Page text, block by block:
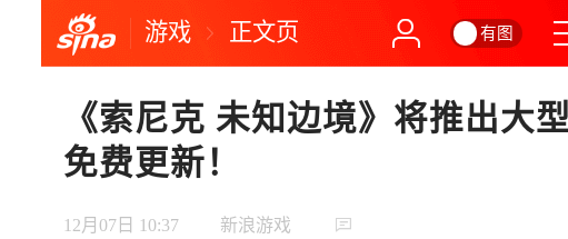
游戏 正文页 有图
《索尼克 未知边境》将推出大
免费更新！
12月07日 10:37 新浪游戏